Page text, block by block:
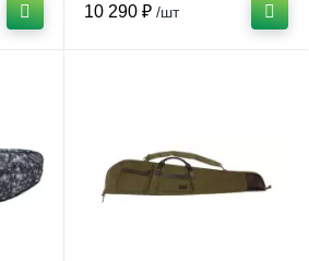
10 290 ₽ /шт